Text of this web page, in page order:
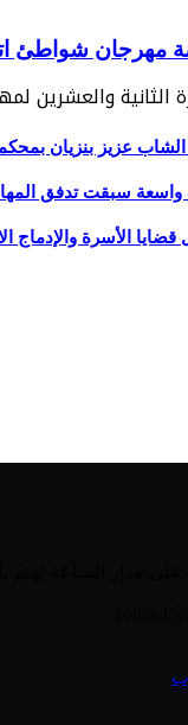
شواطئ
الثانية
عزيز بنزيان
واسعة سبقت تدفق
الأسرة والإدماج